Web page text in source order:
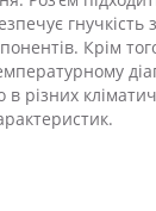
гнучкість
Крім
в різних